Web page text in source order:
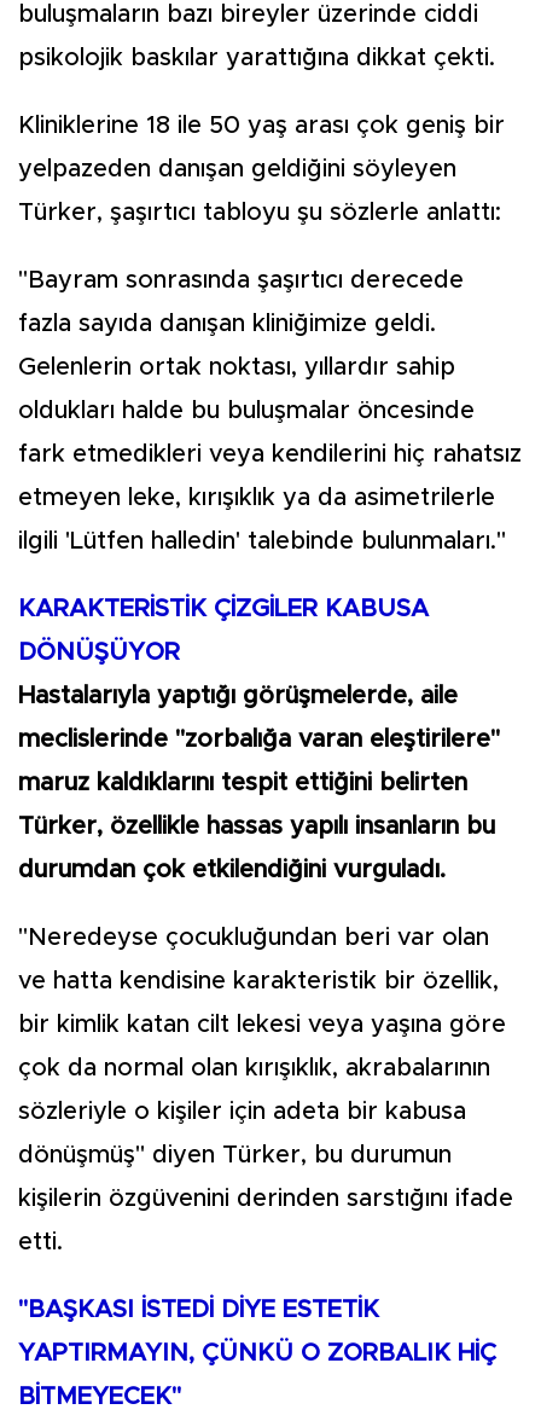
buluşmaların bazı bireyler üzerinde ciddi
psikolojik baskılar yarattığına dikkat çekti.
Kliniklerine 18 ile 50 yaş arası çok geniş bir
yelpazeden danışan geldiğini söyleyen
Türker, şaşırtıcı tabloyu şu sözlerle anlattı:
"Bayram sonrasında şaşırtıcı derecede
fazla sayıda danışan kliniğimize geldi.
Gelenlerin ortak noktası, yıllardır sahip
oldukları halde bu buluşmalar öncesinde
fark etmedikleri veya kendilerini hiç rahatsız
etmeyen leke, kırışıklık ya da asimetrilerle
ilgili 'Lütfen halledin' talebinde bulunmaları."
KARAKTERİSTİK ÇİZGİLER KABUSA
DÖNÜŞÜYOR
Hastalarıyla yaptığı görüşmelerde, aile
meclislerinde "zorbalığa varan eleştirilere"
maruz kaldıklarını tespit ettiğini belirten
Türker, özellikle hassas yapılı insanların bu
durumdan çok etkilendiğini vurguladı.
"Neredeyse çocukluğundan beri var olan
ve hatta kendisine karakteristik bir özellik,
bir kimlik katan cilt lekesi veya yaşına göre
çok da normal olan kırışıklık, akrabalarının
sözleriyle o kişiler için adeta bir kabusa
dönüşmüş" diyen Türker, bu durumun
kişilerin özgüvenini derinden sarstığını ifade
etti.
"BAŞKASI İSTEDİ DİYE ESTETİK
YAPTIRMAYIN, ÇÜNKÜ O ZORBALIK HİÇ
BİTMEYECEK"